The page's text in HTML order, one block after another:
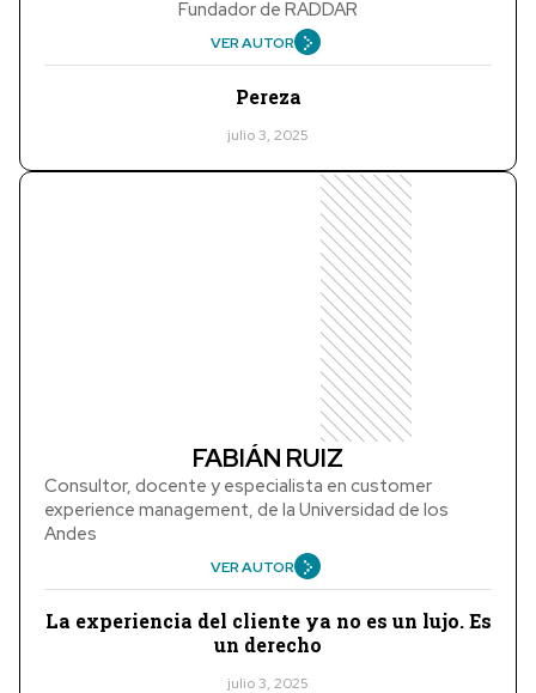
Fundador de RADDAR
VER AUTOR
Pereza
julio 3, 2025
FABIÁN RUIZ
Consultor, docente y especialista en customer
experience management, de la Universidad de los
Andes
VER AUTOR
La experiencia del cliente ya no es un lujo. Es
un derecho
julio 3, 2025